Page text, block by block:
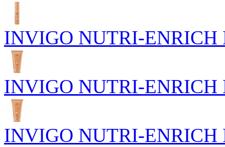
INVIGO NUTRI-ENRICH
INVIGO NUTRI-ENRICH
INVIGO NUTRI-ENRICH